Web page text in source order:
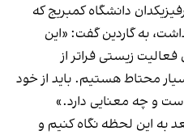
دانشگاه کمبریج که
به گاردین گفت: «این
زیستی فراتر از
محتاط هستیم. باید از خود
و چه معنایی دارد.»
به این لحظه نگاه کنیم و